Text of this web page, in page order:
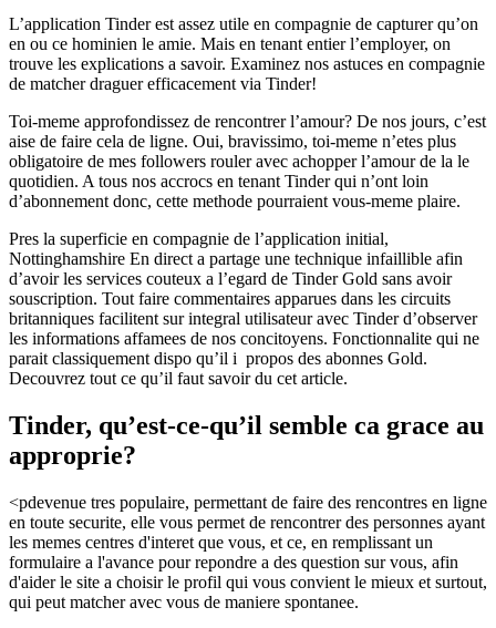
L’application Tinder est assez utile en compagnie de capturer qu’on
en ou ce hominien le amie. Mais en tenant entier l’employer, on
trouve les explications a savoir. Examinez nos astuces en compagnie
de matcher draguer efficacement via Tinder!
Toi-meme approfondissez de rencontrer l’amour? De nos jours, c’est
aise de faire cela de ligne. Oui, bravissimo, toi-meme n’etes plus
obligatoire de mes followers rouler avec achopper l’amour de la le
quotidien. A tous nos accrocs en tenant Tinder qui n’ont loin
d’abonnement donc, cette methode pourraient vous-meme plaire.
Pres la superficie en compagnie de l’application initial,
Nottinghamshire En direct a partage une technique infaillible afin
d’avoir les services couteux a l’egard de Tinder Gold sans avoir
souscription. Tout faire commentaires apparues dans les circuits
britanniques facilitent sur integral utilisateur avec Tinder d’observer
les informations affamees de nos concitoyens. Fonctionnalite qui ne
parait classiquement dispo qu’il i propos des abonnes Gold.
Decouvrez tout ce qu’il faut savoir du cet article.
Tinder, qu’est-ce-qu’il semble ca grace au
approprie?
<pdevenue tres populaire, permettant de faire des rencontres en ligne
en toute securite, elle vous permet de rencontrer des personnes ayant
les memes centres d'interet que vous, et ce, en remplissant un
formulaire a l'avance pour repondre a des question sur vous, afin
d'aider le site a choisir le profil qui vous convient le mieux et surtout,
qui peut matcher avec vous de maniere spontanee.